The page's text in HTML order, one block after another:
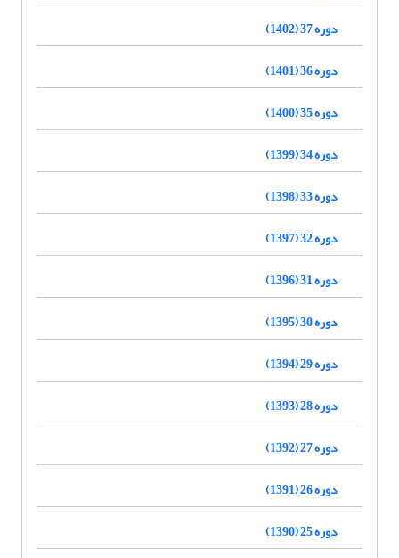
دوره 37 (1402)
دوره 36 (1401)
دوره 35 (1400)
دوره 34 (1399)
دوره 33 (1398)
دوره 32 (1397)
دوره 31 (1396)
دوره 30 (1395)
دوره 29 (1394)
دوره 28 (1393)
دوره 27 (1392)
دوره 26 (1391)
دوره 25 (1390)